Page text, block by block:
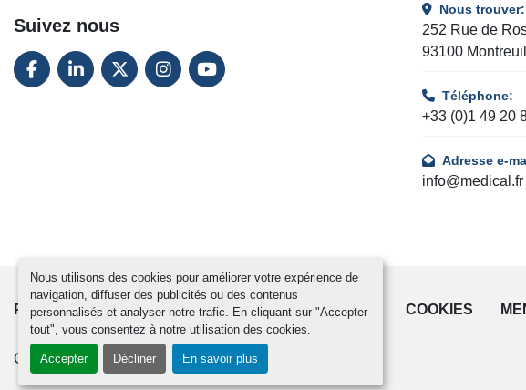
Nous utilisons des cookies pour améliorer votre expérience de
navigation, diffuser des publicités ou des contenus
personnalisés et analyser notre trafic. En cliquant sur "Accepter
tout", vous consentez à notre utilisation des cookies.
Accepter Décliner En savoir plus
Suivez nous
FACEBOOK
LINKEDINTWITTERINSTAGRAM
YOUTUBE
Nous trouver:
252 Rue de
93100
Téléphone:
+33 (0)1 49 20
Adresse e-
info@medical.fr
PRODUITS ACTUALITÉS CONTACTEZ-NOUS COOKIES
Gérez les cookies